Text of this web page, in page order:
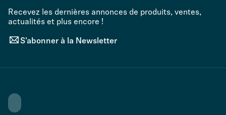
Recevez les dernières annonces de produits, ventes,
actualités et plus encore !
S’abonner à la Newsletter